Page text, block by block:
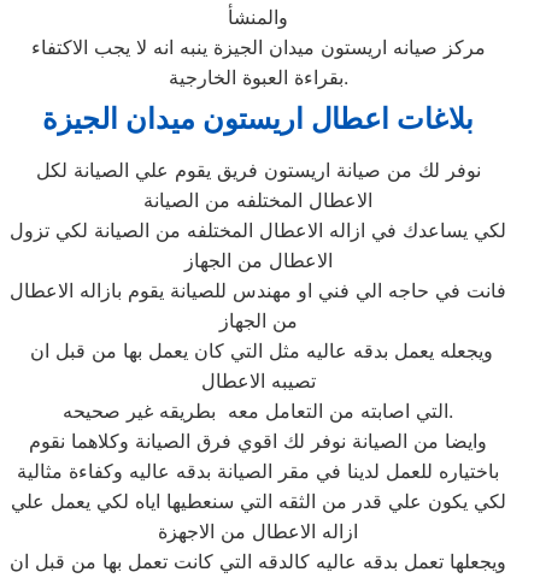
والمنشأ
مركز صيانه اريستون ميدان الجيزة ينبه انه لا يجب الاكتفاء
بقراءة العبوة الخارجية.
بلاغات اعطال اريستون ميدان الجيزة
نوفر لك من صيانة اريستون فريق يقوم علي الصيانة لكل
الاعطال المختلفه من الصيانة
لكي يساعدك في ازاله الاعطال المختلفه من الصيانة لكي تزول
الاعطال من الجهاز
فانت في حاجه الي فني او مهندس للصيانة يقوم بازاله الاعطال
من الجهاز
تصيبه الاعطال
التي اصابته من التعامل معه بطريقه غير صحيحه.
وايضا من الصيانة نوفر لك اقوي فرق الصيانة وكلاهما نقوم
باختياره للعمل لدينا في مقر الصيانة بدقه عاليه وكفاءة مثالية
لكي يكون علي قدر من الثقه التي سنعطيها اياه لكي يعمل علي
ازاله الاعطال من الاجهزة
ويجعلها تعمل بدقه عاليه كالدقه التي كانت تعمل بها من قبل ان